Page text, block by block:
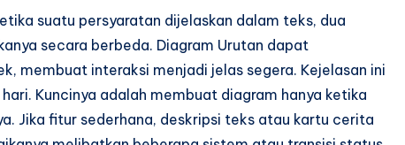
suatu persyaratan dijelaskan dalam teks, dua
secara berbeda. Diagram Urutan dapat
membuat interaksi menjadi jelas segera. Kejelasan ini
Kuncinya adalah membuat diagram hanya ketika
Jika fitur sederhana, deskripsi teks atau kartu cerita